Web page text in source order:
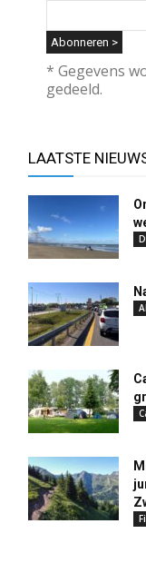
* Gegevens
gedeeld.
LAATSTE